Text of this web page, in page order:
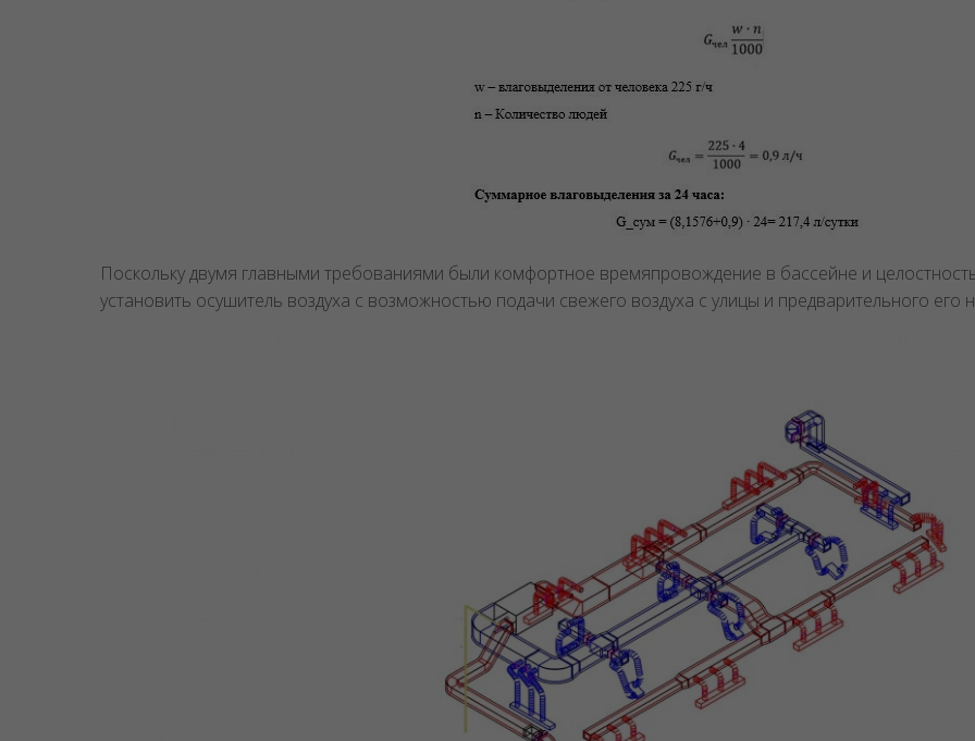
Поскольку двумя главными требованиями были комфортное времяпровождение в бассейне и
установить осушитель воздуха с возможностью подачи свежего воздуха с улицы и предварительного его